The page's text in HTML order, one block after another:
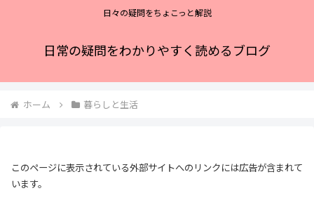
日々の疑問をちょこっと解説
日常の疑問をわかりやすく読めるブログ
ホーム 暮らしと生活
このページに表示されている外部サイトへのリンクには広告が含まれて
います。